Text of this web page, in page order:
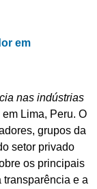
em
nas indústrias
em Lima, Peru. O
grupos da
setor privado
os principais
transparência e a